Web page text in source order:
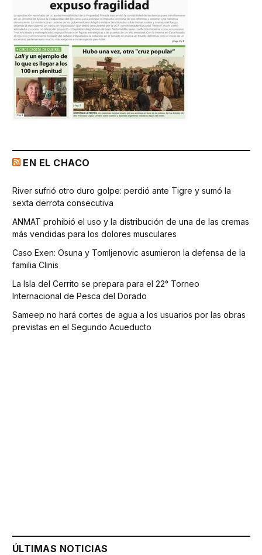
EN EL CHACO
River sufrió otro duro golpe: perdió ante Tigre y sumó la
sexta derrota consecutiva
ANMAT prohibió el uso y la distribución de una de las cremas
más vendidas para los dolores musculares
Caso Exen: Osuna y Tomljenovic asumieron la defensa de la
familia Clinis
La Isla del Cerrito se prepara para el 22° Torneo
Internacional de Pesca del Dorado
Sameep no hará cortes de agua a los usuarios por las obras
previstas en el Segundo Acueducto
ÚLTIMAS NOTICIAS